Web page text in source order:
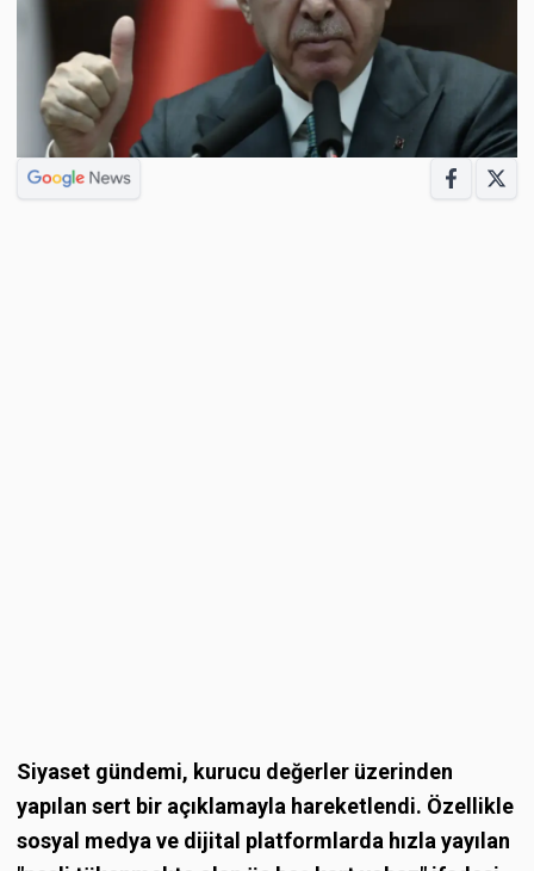
Siyaset gündemi, kurucu değerler üzerinden
yapılan sert bir açıklamayla hareketlendi. Özellikle
sosyal medya ve dijital platformlarda hızla yayılan